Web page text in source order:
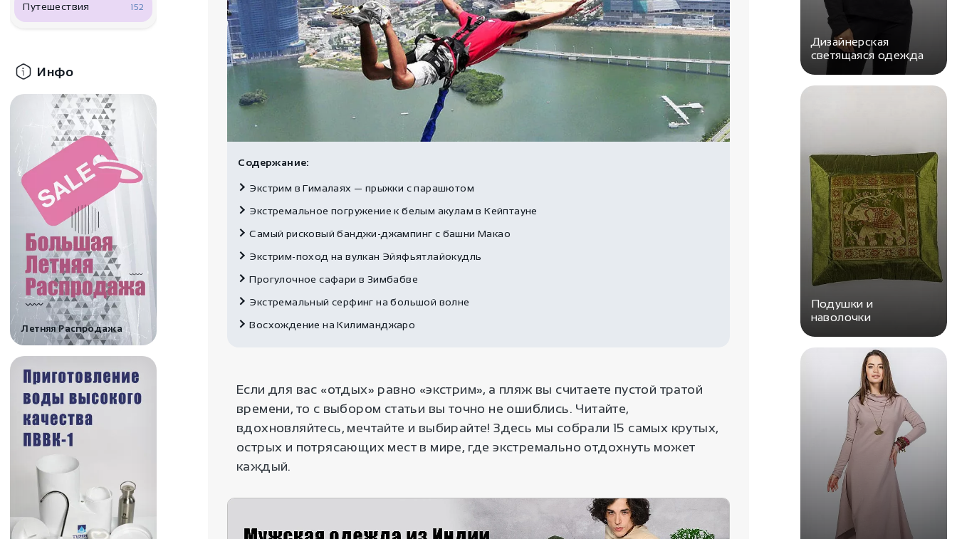
Путешествия 152
Инфо
Летняя Распродажа
Содержание:
Экстрим в Гималаях — прыжки с парашютом
Экстремальное погружение к белым акулам в Кейптауне
Самый рисковый банджи-джампинг с башни Макао
Экстрим-поход на вулкан Эйяфьятлайокудль
Прогулочное сафари в Зимбабве
Экстремальный серфинг на большой волне
Восхождение на Килиманджаро
Если для вас «отдых» равно «экстрим», а пляж вы считаете пустой тратой
времени, то с выбором статьи вы точно не ошиблись. Читайте,
вдохновляйтесь, мечтайте и выбирайте! Здесь мы собрали 15 самых крутых,
острых и потрясающих мест в мире, где экстремально отдохнуть может
каждый.
Дизайнерская
светящаяся одежда
Подушки и
наволочки